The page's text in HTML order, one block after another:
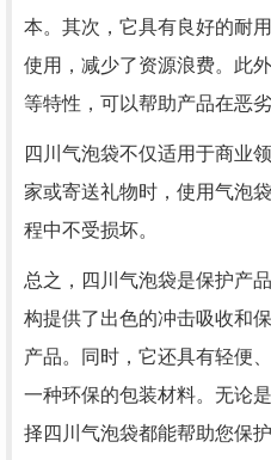
本。其次，它具有良好的耐
使用，减少了资源浪费。此
等特性，可以帮助产品在恶
四川气泡袋不仅适用于商业
家或寄送礼物时，使用气泡
程中不受损坏。
总之，四川气泡袋是保护产
构提供了出色的冲击吸收和
产品。同时，它还具有轻便
一种环保的包装材料。无论
择四川气泡袋都能帮助您保